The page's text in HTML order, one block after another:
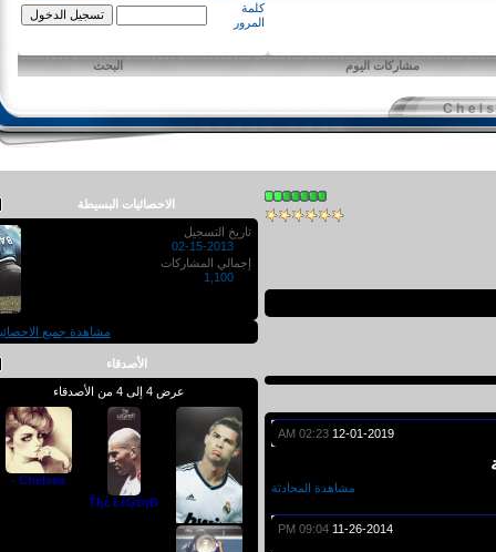
كلمة
المرور
مشاركات اليوم البحث
12-01-2019
02:23 AM
مشاهدة المحادثة
11-26-2014
09:04 PM
الاحصائيات البسيطة
تاريخ التسجيل
02-15-2013
إجمالي المشاركات
1,100
مشاهدة جميع الاحصائيات
الأصدقاء
عرض 4 إلى 4 من الأصدقاء
Ťђέ ŁέĢέŋĐ
Chelsea -